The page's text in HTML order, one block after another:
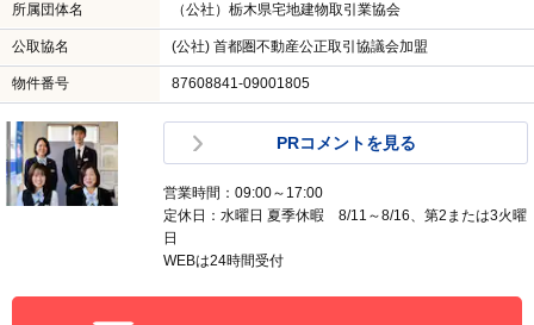
所属団体名 （公社）栃木県宅地建物取引業協会
公取協名 (公社) 首都圏不動産公正取引協議会加盟
物件番号 87608841-09001805
PRコメントを見る
営業時間：09:00～17:00
定休日：水曜日 夏季休暇 8/11～8/16、第2または3火曜
日
WEBは24時間受付